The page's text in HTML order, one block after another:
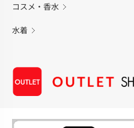
コスメ・香水
水着